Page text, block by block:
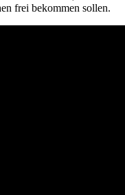
frei bekommen sollen.